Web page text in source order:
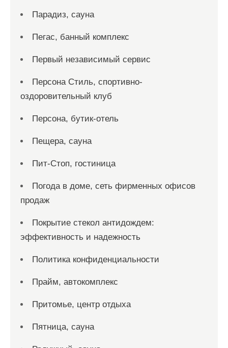
Парадиз, сауна
Пегас, банный комплекс
Первый независимый сервис
Персона Стиль, спортивно-
оздоровительный клуб
Персона, бутик-отель
Пещера, сауна
Пит-Стоп, гостиница
Погода в доме, сеть фирменных офисов
продаж
Покрытие стекол антидождем:
эффективность и надежность
Политика конфиденциальности
Прайм, автокомплекс
Притомье, центр отдыха
Пятница, сауна